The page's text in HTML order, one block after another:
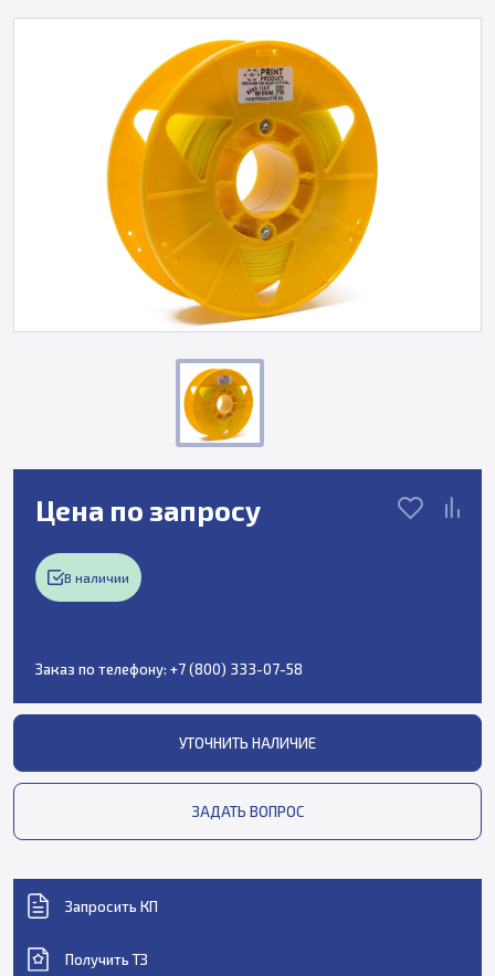
Цена по запросу
В наличии
Заказ по телефону: +7 (800) 333-07-58
УТОЧНИТЬ НАЛИЧИЕ
ЗАДАТЬ ВОПРОС
Запросить КП
Получить ТЗ